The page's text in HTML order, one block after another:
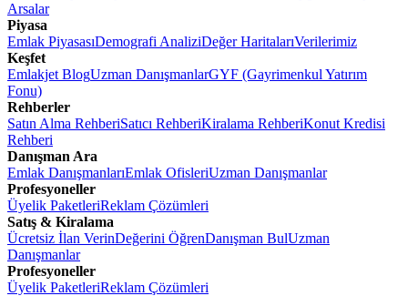
Arsalar
Piyasa
Emlak PiyasasıDemografi AnaliziDeğer HaritalarıVerilerimiz
Keşfet
Emlakjet BlogUzman DanışmanlarGYF (Gayrimenkul Yatırım
Fonu)
Rehberler
Satın Alma RehberiSatıcı RehberiKiralama RehberiKonut Kredisi
Rehberi
Danışman Ara
Emlak DanışmanlarıEmlak OfisleriUzman Danışmanlar
Profesyoneller
Üyelik PaketleriReklam Çözümleri
Satış & Kiralama
Ücretsiz İlan VerinDeğerini ÖğrenDanışman BulUzman
Danışmanlar
Profesyoneller
Üyelik PaketleriReklam Çözümleri